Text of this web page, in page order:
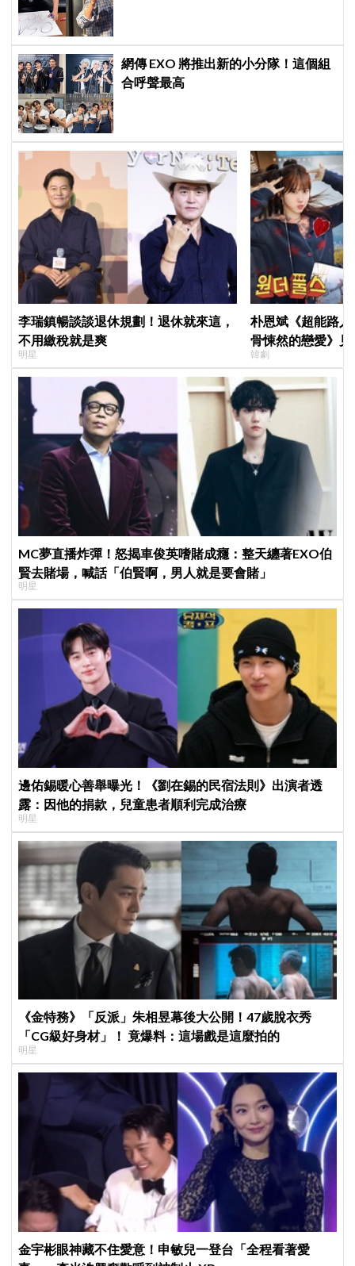
網傳 EXO 將推出新的小分隊！這個組
合呼聲最高
李瑞鎮暢談談退休規劃！退休就來這，
不用繳稅就是爽
明星
朴恩斌《超能路
骨悚然的戀愛》
演技獲讚「信看演
韓劇
MC夢直播炸彈！怒揭車俊英嗜賭成癮：整天纏著EXO伯
賢去賭場，喊話「伯賢啊，男人就是要會賭」
明星
邊佑錫暖心善舉曝光！《劉在錫的民宿法則》出演者透
露：因他的捐款，兒童患者順利完成治療
明星
《金特務》「反派」朱相昱幕後大公開！47歲脫衣秀
「CG級好身材」！ 竟爆料：這場戲是這麼拍的
明星
金宇彬眼神藏不住愛意！申敏兒一登台「全程看著愛